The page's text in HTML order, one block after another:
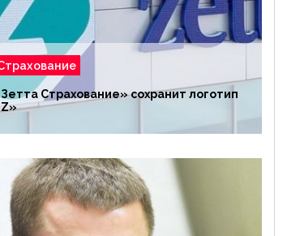
Страхование» сохранит логотип